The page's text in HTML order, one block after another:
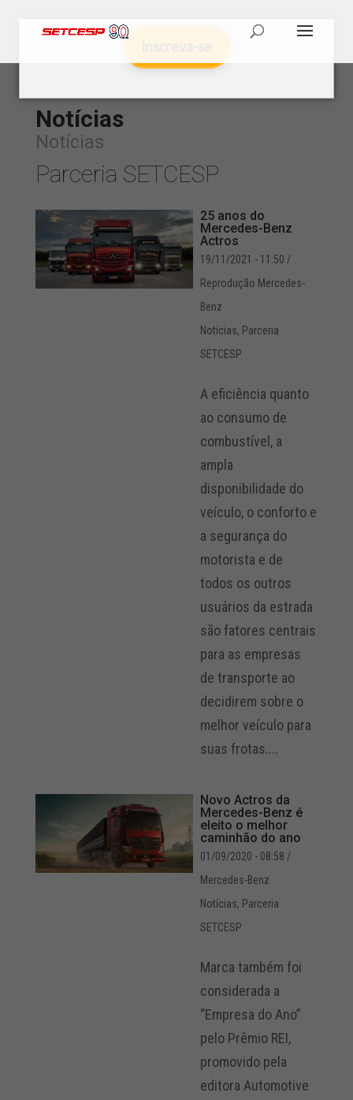
Notícias
Notícias
Parceria SETCESP
25 anos do
Mercedes-Benz
Actros
19/11/2021 - 11:50 /
Reprodução Mercedes-
Benz
Notícias, Parceria
SETCESP
A eficiência quanto
ao consumo de
combustível, a
ampla
disponibilidade do
veículo, o conforto e
a segurança do
motorista e de
todos os outros
usuários da estrada
são fatores centrais
para as empresas
de transporte ao
decidirem sobre o
melhor veículo para
suas frotas....
Novo Actros da
Mercedes-Benz é
eleito o melhor
caminhão do ano
01/09/2020 - 08:58 /
Mercedes-Benz
Notícias, Parceria
SETCESP
Marca também foi
considerada a
“Empresa do Ano”
pelo Prêmio REI,
promovido pela
editora Automotive